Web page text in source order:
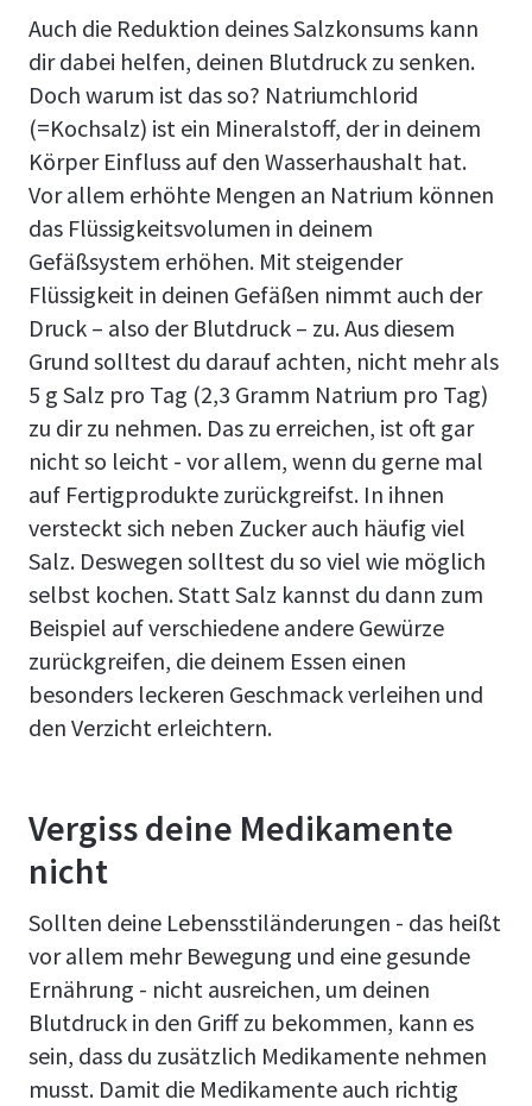
Auch die Reduktion deines Salzkonsums kann
dir dabei helfen, deinen Blutdruck zu senken.
Doch warum ist das so? Natriumchlorid
(=Kochsalz) ist ein Mineralstoff, der in deinem
Körper Einfluss auf den Wasserhaushalt hat.
Vor allem erhöhte Mengen an Natrium können
das Flüssigkeitsvolumen in deinem
Gefäßsystem erhöhen. Mit steigender
Flüssigkeit in deinen Gefäßen nimmt auch der
Druck – also der Blutdruck – zu. Aus diesem
Grund solltest du darauf achten, nicht mehr als
5 g Salz pro Tag (2,3 Gramm Natrium pro Tag)
zu dir zu nehmen. Das zu erreichen, ist oft gar
nicht so leicht - vor allem, wenn du gerne mal
auf Fertigprodukte zurückgreifst. In ihnen
versteckt sich neben Zucker auch häufig viel
Salz. Deswegen solltest du so viel wie möglich
selbst kochen. Statt Salz kannst du dann zum
Beispiel auf verschiedene andere Gewürze
zurückgreifen, die deinem Essen einen
besonders leckeren Geschmack verleihen und
den Verzicht erleichtern.
Vergiss deine Medikamente
nicht
Sollten deine Lebensstiländerungen - das heißt
vor allem mehr Bewegung und eine gesunde
Ernährung - nicht ausreichen, um deinen
Blutdruck in den Griff zu bekommen, kann es
sein, dass du zusätzlich Medikamente nehmen
musst. Damit die Medikamente auch richtig